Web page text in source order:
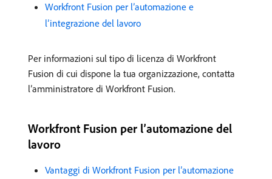
Workfront Fusion per l’automazione e
l’integrazione del lavoro
Per informazioni sul tipo di licenza di Workfront
Fusion di cui dispone la tua organizzazione, contatta
l’amministratore di Workfront Fusion.
Workfront Fusion per l’automazione del
lavoro
Vantaggi di Workfront Fusion per l’automazione